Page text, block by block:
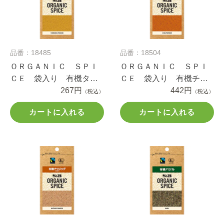
品番：18485
ＯＲＧＡＮＩＣ ＳＰＩ
ＣＥ 袋入り 有機ター
メリック（パウダー）
１０.４ｇ
267円 （税込）
カートに入れる
品番：18504
ＯＲＧＡＮＩＣ ＳＰＩ
ＣＥ 袋入り 有機チリ
パウダー １５ｇ
442円 （税込）
カートに入れる